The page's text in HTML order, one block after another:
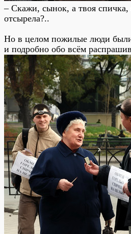
– Скажи, сынок, а твоя спичка,
отсырела?..
Но в целом пожилые люди
и подробно обо всём